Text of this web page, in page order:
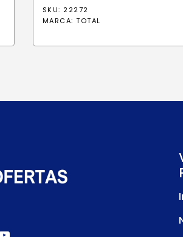
SKU: 22272
MARCA: TOTAL